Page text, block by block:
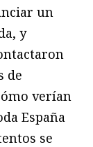
un
y
de
verían
España
se